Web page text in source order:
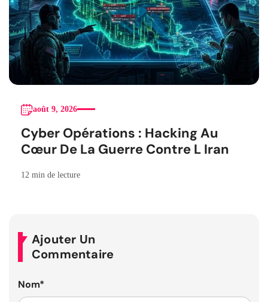
août 9, 2026
Cyber Opérations : Hacking Au
Cœur De La Guerre Contre L Iran
12 min de lecture
Ajouter Un
Commentaire
Nom*